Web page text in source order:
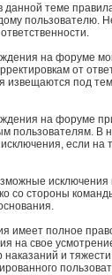
теме
пользователю.
на форуме
от
извещаются под
на форуме
пользователям. В
если на
исключения
со стороны
имеет полное
на свое
наказаний и